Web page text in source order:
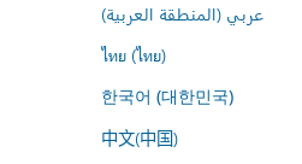
عربي (المنطقة العربية)
ไทย (ไทย)
한국어 (대한민국)
中文(中国)